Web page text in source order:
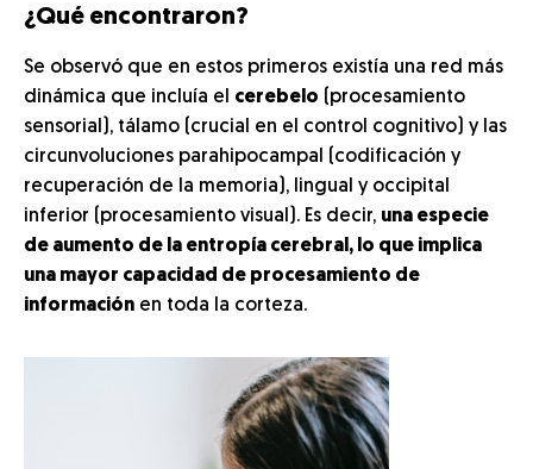
¿Qué encontraron?
Se observó que en estos primeros existía una red más
dinámica que incluía el cerebelo (procesamiento
sensorial), tálamo (crucial en el control cognitivo) y las
circunvoluciones parahipocampal (codificación y
recuperación de la memoria), lingual y occipital
inferior (procesamiento visual). Es decir, una especie
de aumento de la entropía cerebral, lo que implica
una mayor capacidad de procesamiento de
información en toda la corteza.